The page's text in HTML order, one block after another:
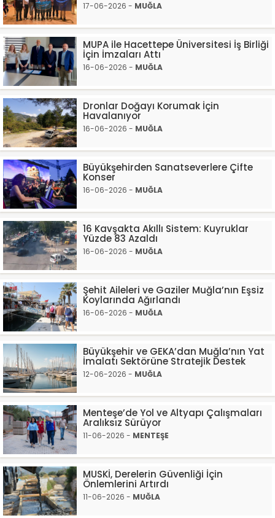
17-06-2026 - MUĞLA
MUPA ile Hacettepe Üniversitesi İş Birliği
İçin İmzaları Attı
16-06-2026 - MUĞLA
Dronlar Doğayı Korumak İçin
Havalanıyor
16-06-2026 - MUĞLA
Büyükşehirden Sanatseverlere Çifte
Konser
16-06-2026 - MUĞLA
16 Kavşakta Akıllı Sistem: Kuyruklar
Yüzde 83 Azaldı
16-06-2026 - MUĞLA
Şehit Aileleri ve Gaziler Muğla’nın Eşsiz
Koylarında Ağırlandı
16-06-2026 - MUĞLA
Büyükşehir ve GEKA’dan Muğla’nın Yat
İmalatı Sektörüne Stratejik Destek
12-06-2026 - MUĞLA
Menteşe’de Yol ve Altyapı Çalışmaları
Aralıksız Sürüyor
11-06-2026 - MENTEŞE
MUSKİ, Derelerin Güvenliği İçin
Önlemlerini Artırdı
11-06-2026 - MUĞLA